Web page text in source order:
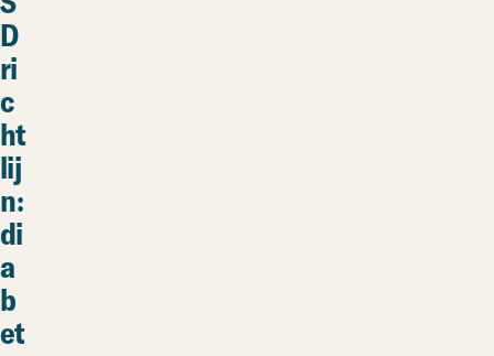
D
ri
c
ht
lij
n:
di
a
b
et